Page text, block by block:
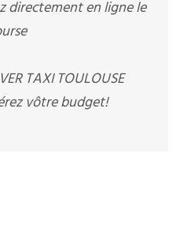
directement en ligne le
TAXI TOULOUSE
vôtre budget!